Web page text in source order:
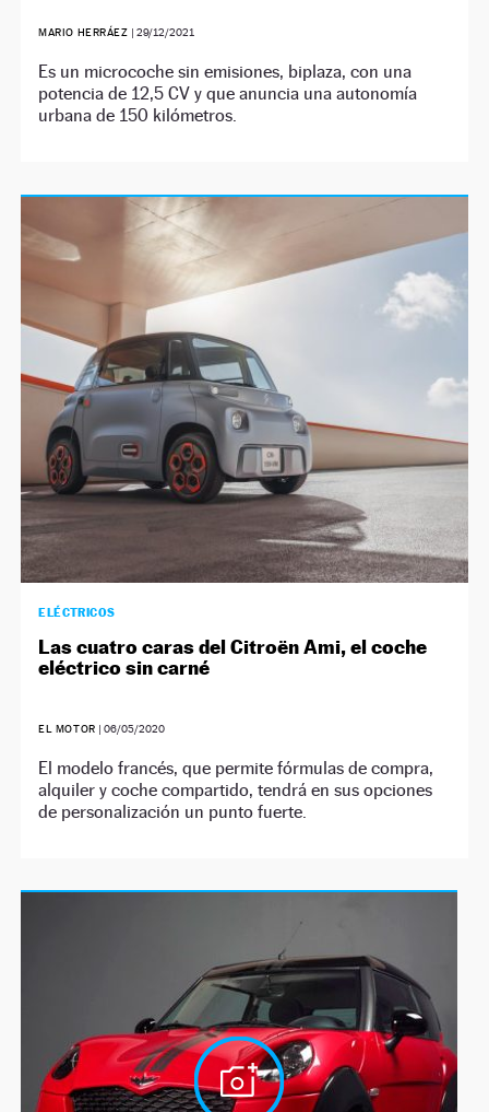
MARIO HERRÁEZ | 29/12/2021
Es un microcoche sin emisiones, biplaza, con una
potencia de 12,5 CV y que anuncia una autonomía
urbana de 150 kilómetros.
ELÉCTRICOS
Las cuatro caras del Citroën Ami, el coche
eléctrico sin carné
EL MOTOR | 06/05/2020
El modelo francés, que permite fórmulas de compra,
alquiler y coche compartido, tendrá en sus opciones
de personalización un punto fuerte.